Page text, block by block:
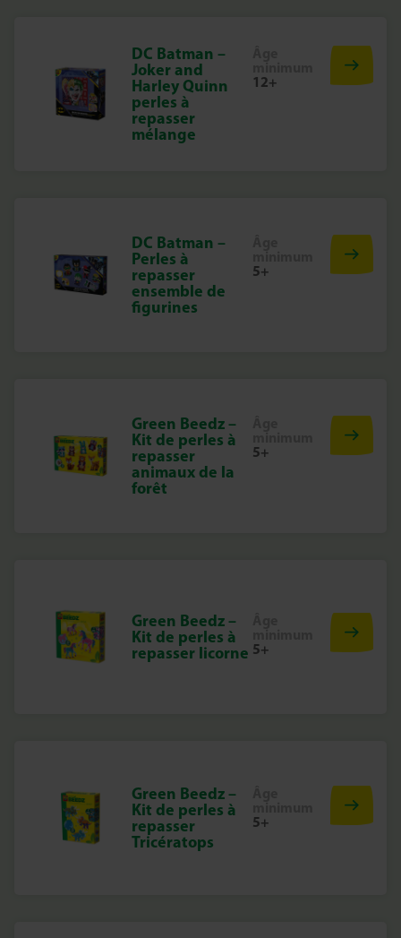
DC Batman –
Joker and
Harley Quinn
perles à
repasser
mélange
12+
DC Batman –
Perles à
repasser
ensemble de
figurines
5+
Green Beedz –
Kit de perles à
repasser
animaux de la
forêt
5+
Green Beedz –
Kit de perles à
repasser licorne 5+
Green Beedz –
Kit de perles à
repasser
Tricératops
5+